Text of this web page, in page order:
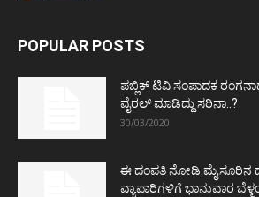
POPULAR POSTS
ಪಬ್ಲಿಕ್ ಟಿವಿ ಸಂಪಾದಕ
ವೈರಲ್ ಮಾಡಿದ್ದು ಸರಿನಾ..?
30/03/2020
ಈ ದಂಪತಿ ನೋಡಿ ಮೈಸೂರಿನ
ವ್ಯಾಪಾರಿಗಳಿಗೆ ಭಾನುವಾರ